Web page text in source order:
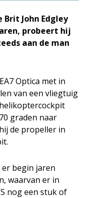
Brit John Edgley
probeert hij
aan de man
Optica met in
van een vliegtuig
graden naar
de propeller in
begin jaren
waarvan er in
nog een stuk of